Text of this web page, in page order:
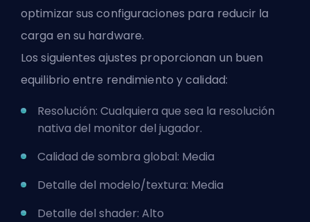
optimizar sus configuraciones para reducir la
carga en su hardware.
Los siguientes ajustes proporcionan un buen
equilibrio entre rendimiento y calidad:
Resolución: Cualquiera que sea la resolución
nativa del monitor del jugador.
Calidad de sombra global: Media
Detalle del modelo/textura: Media
Detalle del shader: Alto